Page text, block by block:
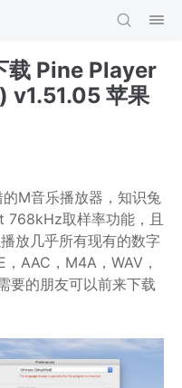
载 Pine Player
v1.51.05 苹果
M音乐播放器，知识兔
768kHz取样率功能，且
放几乎所有现有的数字
AAC，M4A，WAV，
要的朋友可以前来下载